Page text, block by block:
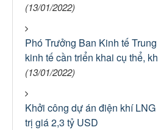
(13/01/2022)
Phó Trưởng Ban Kinh tế
kinh tế cần triển khai cụ thể,
(13/01/2022)
Khởi công dự án điện khí
trị giá 2,3 tỷ USD